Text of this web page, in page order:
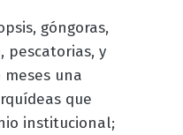
góngoras,
pescatorias, y
meses una
que
institucional;